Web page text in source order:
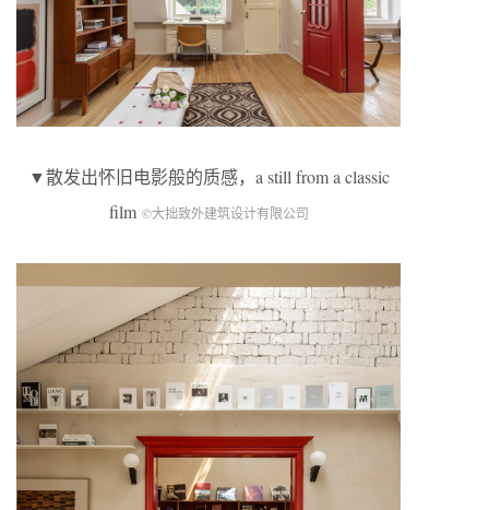
▼散发出怀旧电影般的质感，a still from a classic
film ©大拙致外建筑设计有限公司